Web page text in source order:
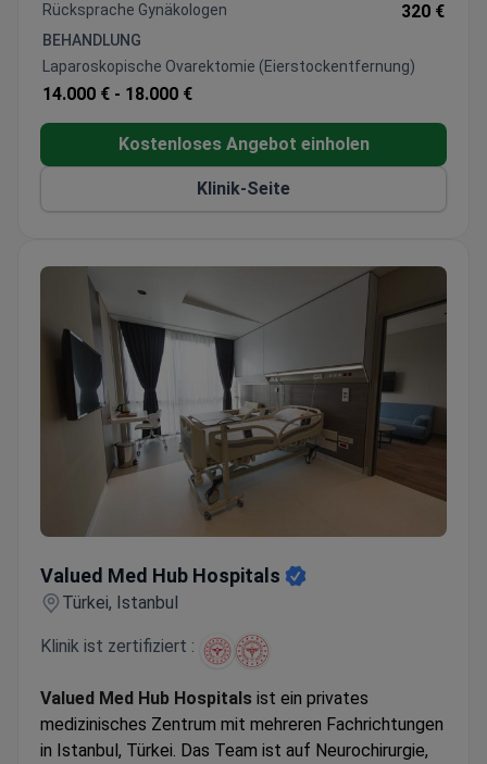
das BRCA1-Risikoreduktionsprogramm der Klinik mit
onkologischer Unterstützung.
Rücksprache Gynäkologen 320 €
BEHANDLUNG
Laparoskopische Ovarektomie (Eierstockentfernung)
14.000 € - 18.000 €
Kostenloses Angebot einholen
Klinik-Seite
Valued Med Hub Hospitals
Türkei, Istanbul
Klinik ist zertifiziert :
Valued Med Hub Hospitals ist ein privates
medizinisches Zentrum mit mehreren Fachrichtungen
in Istanbul, Türkei. Das Team ist auf Neurochirurgie,